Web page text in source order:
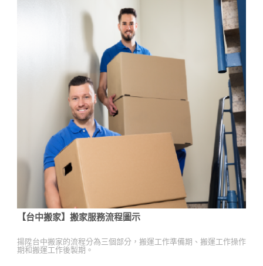
【台中搬家】搬家服務流程圖示
揚陞台中搬家的流程分為三個部分，搬運工作準備期、搬運工作操作
期和搬運工作後製期。